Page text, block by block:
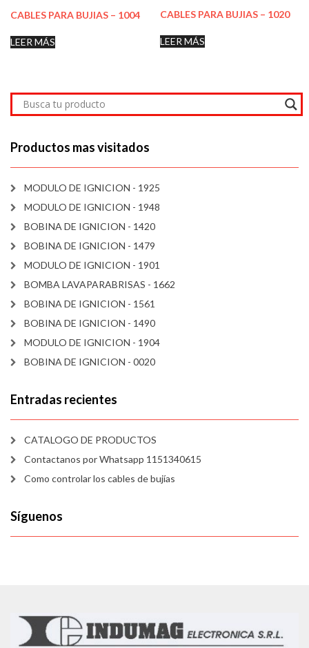
CABLES PARA BUJIAS – 1004
LEER MÁS
CABLES PARA BUJIAS – 1020
LEER MÁS
Productos mas visitados
MODULO DE IGNICION - 1925
MODULO DE IGNICION - 1948
BOBINA DE IGNICION - 1420
BOBINA DE IGNICION - 1479
MODULO DE IGNICION - 1901
BOMBA LAVAPARABRISAS - 1662
BOBINA DE IGNICION - 1561
BOBINA DE IGNICION - 1490
MODULO DE IGNICION - 1904
BOBINA DE IGNICION - 0020
Entradas recientes
CATALOGO DE PRODUCTOS
Contactanos por Whatsapp 1151340615
Como controlar los cables de bujías
Síguenos